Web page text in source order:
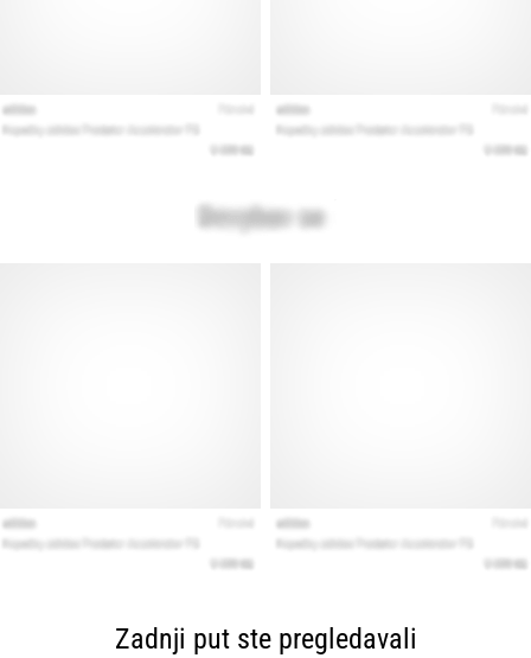
Zadnji put ste pregledavali